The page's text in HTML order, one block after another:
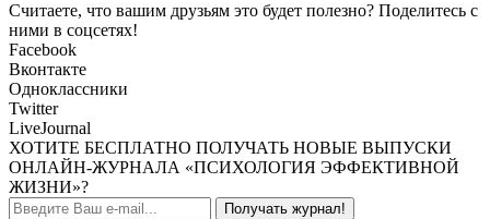
Считаете, что вашим друзьям это будет полезно? Поделитесь с
ними в соцсетях!
Facebook
Вконтакте
Одноклассники
Twitter
LiveJournal
ХОТИТЕ БЕСПЛАТНО ПОЛУЧАТЬ НОВЫЕ ВЫПУСКИ
ОНЛАЙН-ЖУРНАЛА «ПСИХОЛОГИЯ ЭФФЕКТИВНОЙ
ЖИЗНИ»?
Получать журнал!